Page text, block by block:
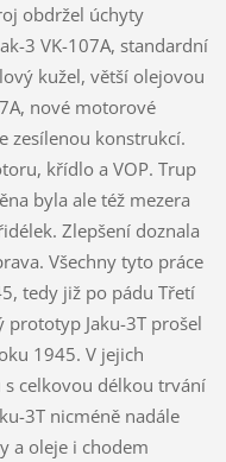
obdržel úchyty
3 VK-107A, standardní
kužel, větší olejovou
nové motorové
zesílenou konstrukcí.
křídlo a VOP. Trup
byla ale též mezera
Zlepšení doznala
Všechny tyto práce
tedy již po pádu Třetí
Jaku-3T prošel
1945. V jejich
celkovou délkou trvání
3T nicméně nadále
a oleje i chodem